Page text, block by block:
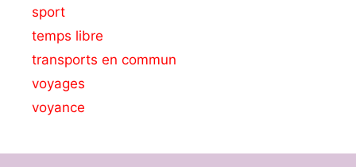
sport
temps libre
transports en commun
voyages
voyance